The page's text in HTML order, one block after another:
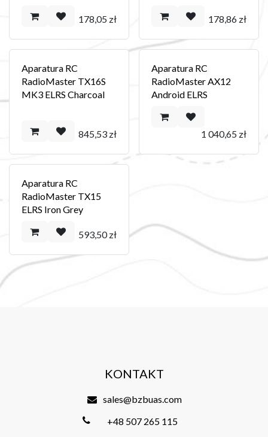
178,05zł 178,86zł
Aparatura RC
RadioMaster TX16S
MK3 ELRS Charcoal
845,53zł
Aparatura RC
RadioMaster AX12
Android ELRS
1 040,65zł
Aparatura RC
RadioMaster TX15
ELRS Iron Grey
593,50zł
KONTAKT
sales@bzbuas.com
+48 507 265 115